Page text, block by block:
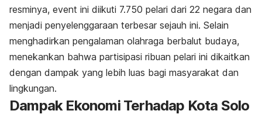
resminya, event ini diikuti 7.750 pelari dari 22 negara dan
menjadi penyelenggaraan terbesar sejauh ini. Selain
menghadirkan pengalaman olahraga berbalut budaya,
menekankan bahwa partisipasi ribuan pelari ini dikaitkan
dengan dampak yang lebih luas bagi masyarakat dan
lingkungan.
Dampak Ekonomi Terhadap Kota Solo